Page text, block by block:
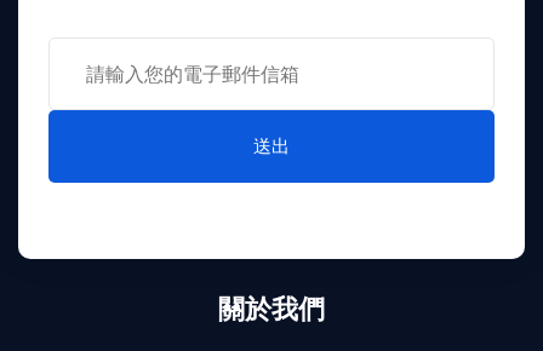
送出
關於我們